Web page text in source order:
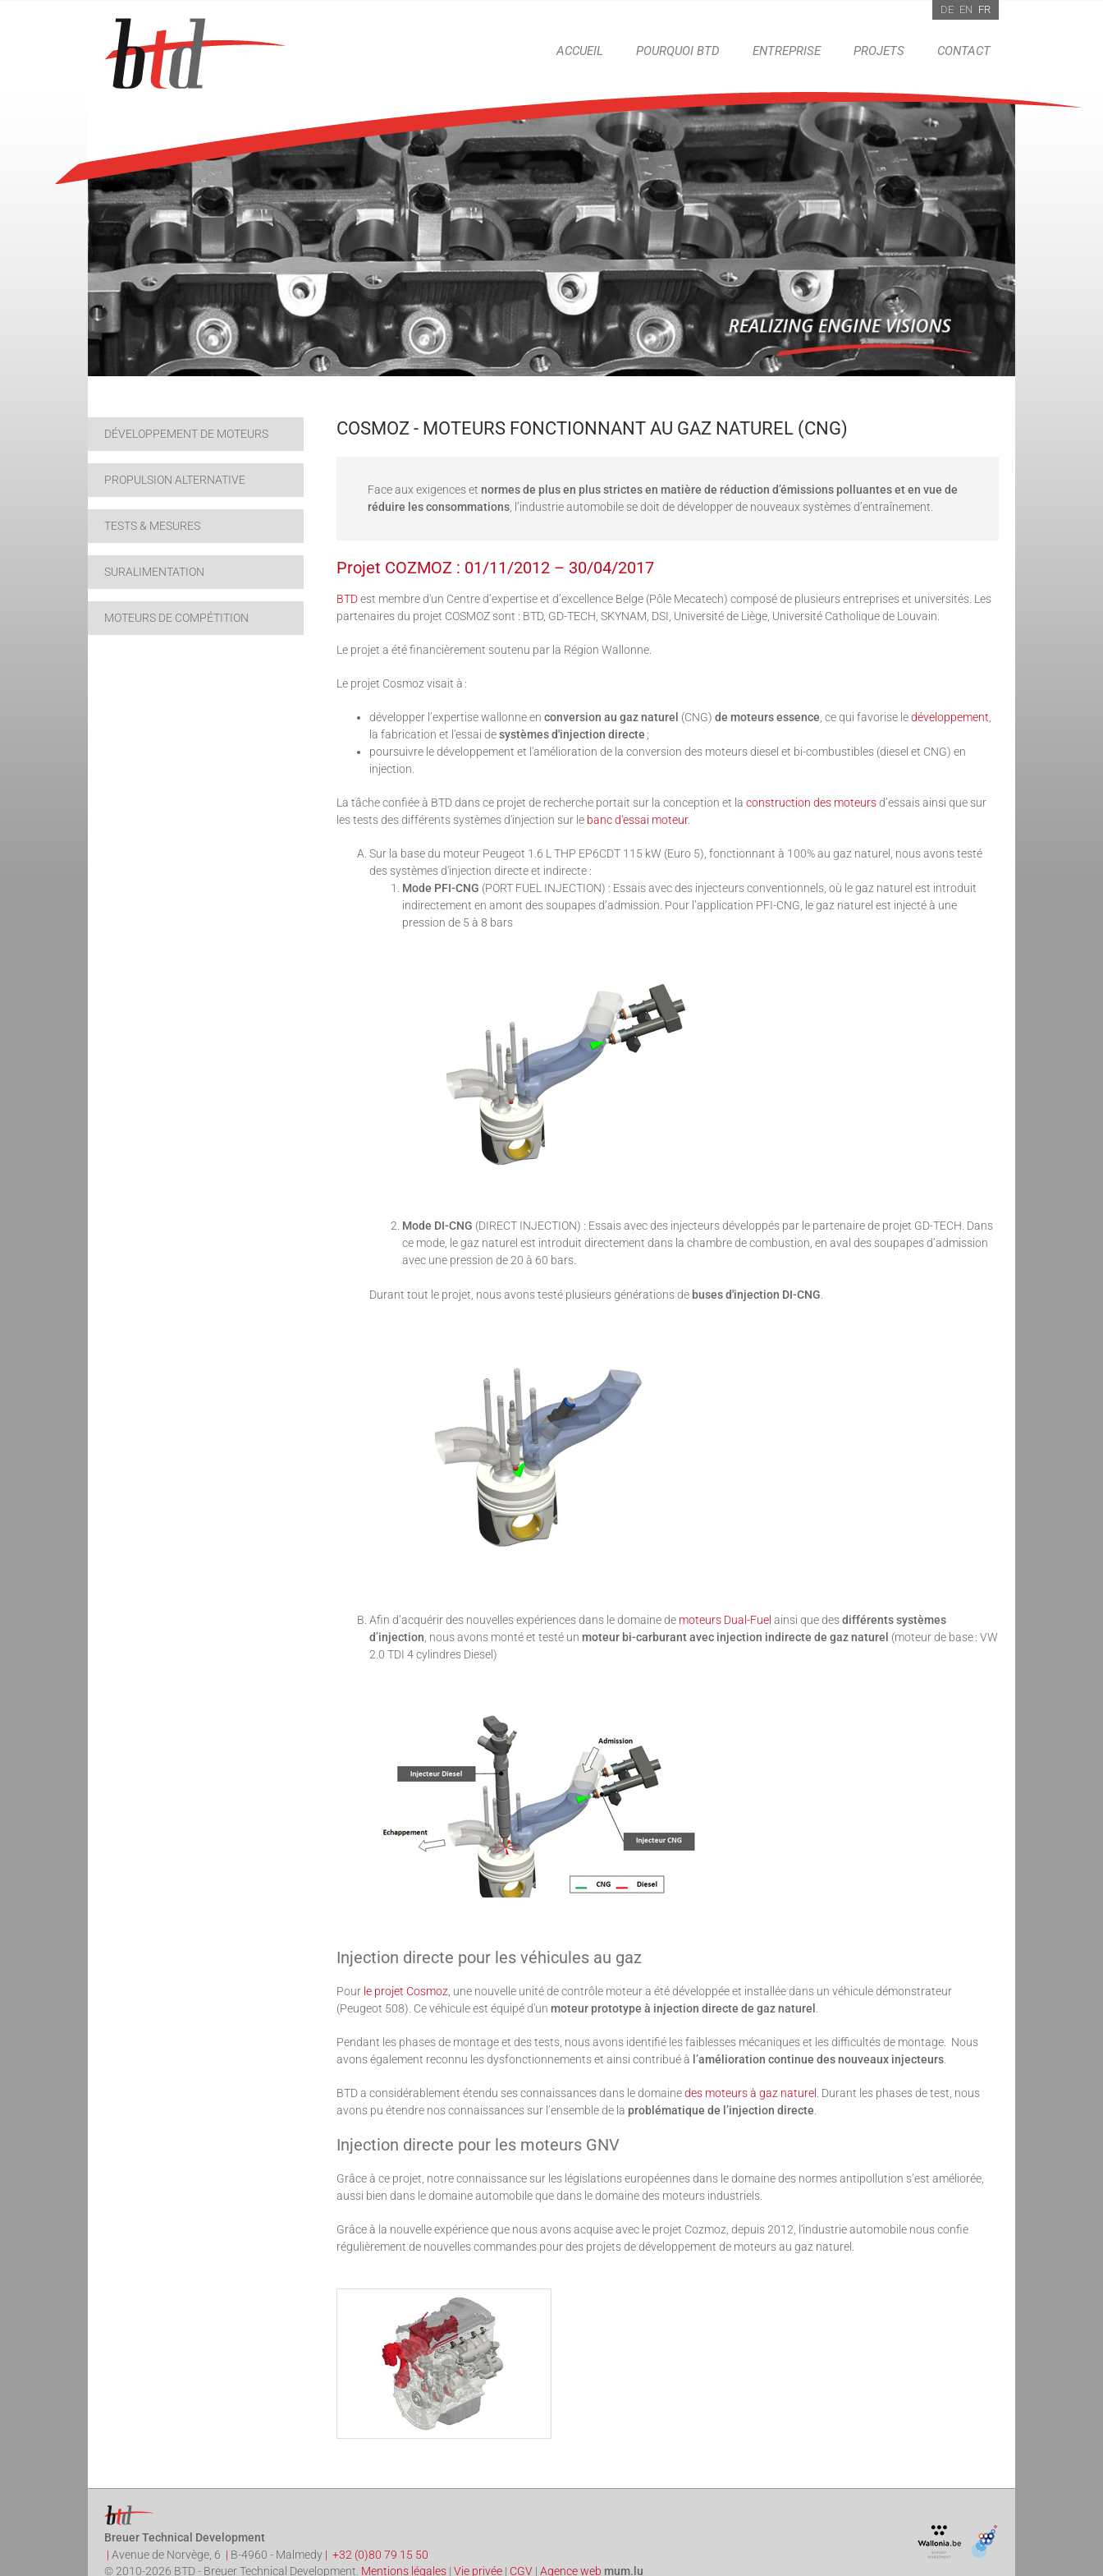
DE EN FR
ACCUEIL POURQUOI BTD ENTREPRISE PROJETS CONTACT
COSMOZ - MOTEURS FONCTIONNANT AU GAZ NATUREL (CNG)
Face aux exigences et normes de plus en plus strictes en matière de réduction d’émissions polluantes et en vue de
réduire les consommations, l’industrie automobile se doit de développer de nouveaux systèmes d’entraînement.
Projet COZMOZ : 01/11/2012 – 30/04/2017
BTDest membre d'un Centre d’expertise et d’excellence Belge (Pôle Mecatech) composé de plusieurs entreprises et universités. Les
partenaires du projet COSMOZ sont : BTD, GD-TECH, SKYNAM, DSI, Université de Liège, Université Catholique de Louvain.
Le projet a été financièrement soutenu par la Région Wallonne.
Le projet Cosmoz visait à :
développer l’expertise wallonne en conversion au gaz naturel (CNG) de moteurs essence , ce qui favorise ledéveloppement
la fabrication et l'essai desystèmes d'injection directe ;
poursuivre le développement et l'amélioration de la conversion des moteurs diesel et bi-combustibles (diesel et CNG) en
injection.
La tâche confiée à BTD dans ce projet de recherche portait sur la conception et la construction des moteursd’essais ainsi que sur
les tests des différents systèmes d'injection sur le banc d'essai moteur.
Sur la base du moteur Peugeot 1.6 L THP EP6CDT 115 kW (Euro 5), fonctionnant à 100% au gaz naturel, nous avons testé
des systèmes d'injection directe et indirecte :
Mode PFI-CNG (PORT FUEL INJECTION) : Essais avec des injecteurs conventionnels, où le gaz naturel est introduit
indirectement en amont des soupapes d’admission. Pour l’application PFI-CNG, le gaz naturel est injecté à une
pression de 5 à 8 bars
Mode DI-CNG (DIRECT INJECTION) : Essais avec des injecteurs développés par le partenaire de projet GD-TECH. Dans
ce mode, le gaz naturel est introduit directement dans la chambre de combustion, en aval des soupapes d’admission
avec une pression de 20 à 60 bars.
Durant tout le projet, nous avons testé plusieurs générations de buses d'injection DI-CNG
Afin d’acquérir des nouvelles expériences dans le domaine de moteurs Dual-Fuel ainsi que desdifférents systèmes
d’injection , nous avons monté et testé un moteur bi-carburant avec injection indirecte de gaz naturel (moteur de base : VW
2.0 TDI 4 cylindres Diesel)
Injection directe pour les véhicules au gaz
Pour le projet Cosmoz , une nouvelle unité de contrôle moteur a été développée et installée dans un véhicule démonstrateur
(Peugeot 508). Ce véhicule est équipé d'un moteur prototype à injection directe de gaz naturel
Pendant les phases de montage et des tests, nous avons identifié les faiblesses mécaniques et les difficultés de montage. Nous
avons également reconnu les dysfonctionnements et ainsi contribué à l’amélioration continue des nouveaux injecteurs.
BTD a considérablement étendu ses connaissances dans le domainedes moteurs à gaz naturel
. Durant les phases de test, nous
avons pu étendre nos connaissances sur l’ensemble de la problématique de l’injection directe
Injection directe pour les moteurs GNV
Grâce à ce projet, notre connaissance sur les législations européennes dans le domaine des normes antipollution s’est améliorée,
aussi bien dans le domaine automobile que dans le domaine des moteurs industriels.
Grâce à la nouvelle expérience que nous avons acquise avec le projet Cozmoz, depuis 2012, l'industrie automobile nous confie
régulièrement de nouvelles commandes pour des projets de développement de moteurs au gaz naturel.
DÉVELOPPEMENT DE MOTEURS
PROPULSION ALTERNATIVE
TESTS & MESURES
SURALIMENTATION
MOTEURS DE COMPÉTITION
Breuer Technical Development
| Avenue de Norvège, 6 | B-4960 - Malmedy | +32 (0)80 79 15 50
© 2010-2026 BTD - Breuer Technical Development. Mentions légales | Vie privée | CGV | Agence web mum.lu